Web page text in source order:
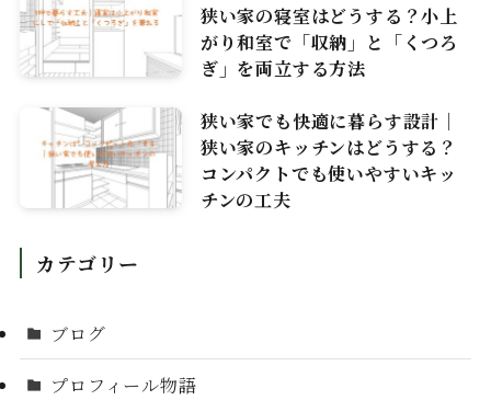
狭い家の寝室はどうする？小上
がり和室で「収納」と「くつろ
ぎ」を両立する方法
狭い家でも快適に暮らす設計｜
狭い家のキッチンはどうする？
コンパクトでも使いやすいキッ
チンの工夫
カテゴリー
ブログ
プロフィール物語